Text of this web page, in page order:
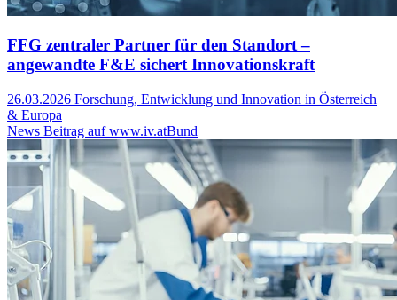
FFG zentraler Partner für den Standort –
angewandte F&E sichert Innovationskraft
26.03.2026 Forschung, Entwicklung und Innovation in Österreich
& Europa
News Beitrag auf www.iv.atBund